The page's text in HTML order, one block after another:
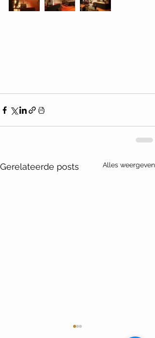
Gerelateerde posts Alles weergeven